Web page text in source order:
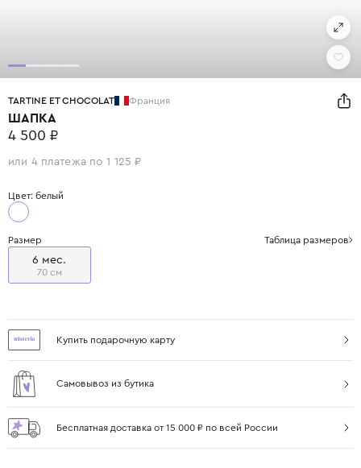
TARTINE ET CHOCOLAT Франция
ШАПКА
4 500 ₽
или 4 платежа по 1 125 ₽
Цвет: белый
Размер Таблица размеров
6 мес.
70 см
Купить подарочную карту
Самовывоз из бутика
Бесплатная доставка от 15 000 ₽ по всей России